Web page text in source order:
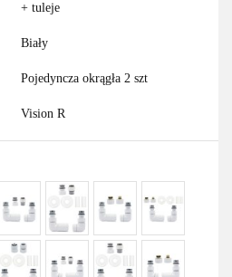
+ tuleje
Biały
Pojedyncza okrągła 2 szt
Vision R